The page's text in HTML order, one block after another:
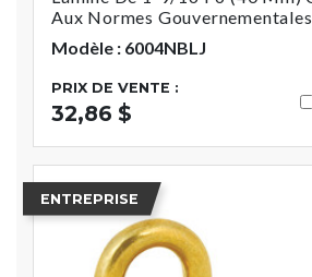
Aux Normes Gouvernementales
Modèle : 6004NBLJ
PRIX DE VENTE :
32,86 $
ENTREPRISE